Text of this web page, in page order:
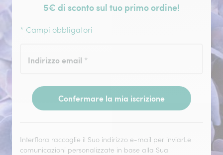
5€ di sconto sul tuo primo ordine!
* Campi obbligatori
Indirizzo email *
Confermare la mia iscrizione
Interflora raccoglie il Suo indirizzo e-mail per inviarLe
comunicazioni personalizzate in base alla Sua